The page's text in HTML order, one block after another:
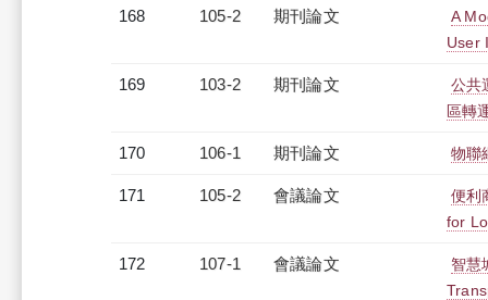
168 105-2 期刊論文
A
User
169 103-2 期刊論文
公共
區轉
170 106-1 期刊論文 物聯
171 105-2 會議論文
便利
for
172 107-1 會議論文
智慧